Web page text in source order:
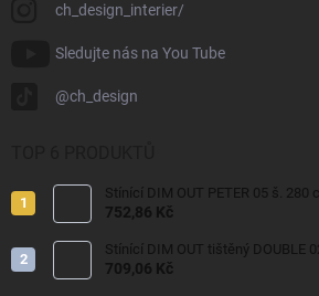
ch_design_interier/
Sledujte nás na You Tube
@ch_design
Stínící DIM OUT PETER 05 š. 280
752,86 Kč
Stínící DIM OUT tištěný DOUBLE
709,06 Kč